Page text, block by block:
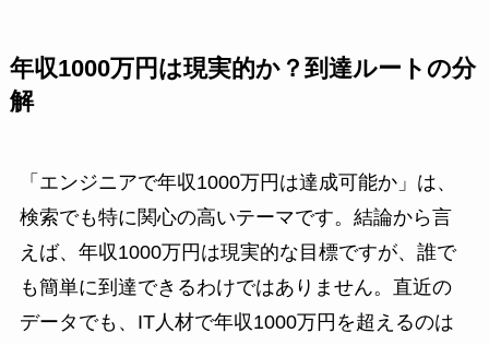
年収1000万円は現実的か？到達ルートの分
解
「エンジニアで年収1000万円は達成可能か」は、
検索でも特に関心の高いテーマです。結論から言
えば、年収1000万円は現実的な目標ですが、誰で
も簡単に到達できるわけではありません。直近の
データでも、IT人材で年収1000万円を超えるのは